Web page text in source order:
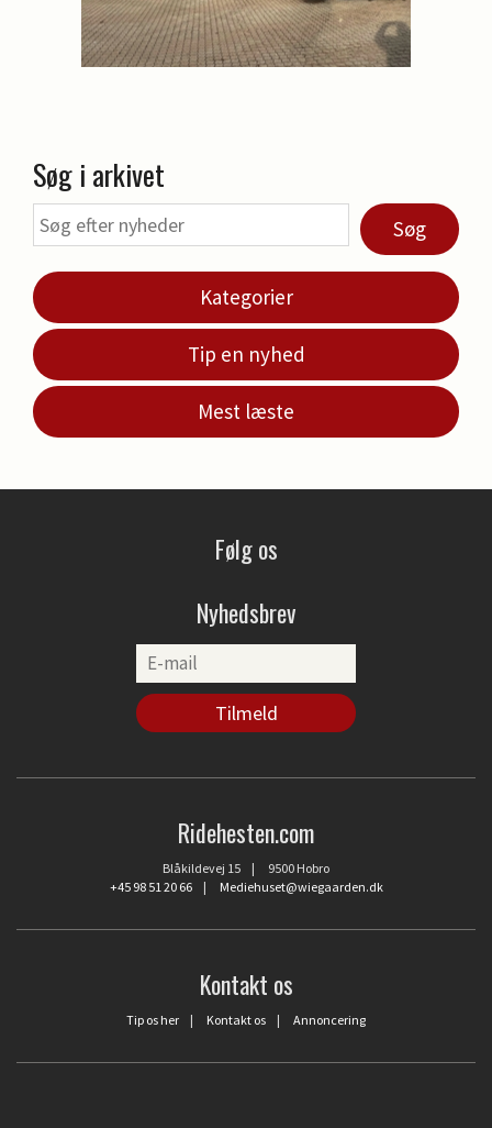
Søg i arkivet
Søg
Kategorier
Tip en nyhed
Mest læste
Følg os
Nyhedsbrev
Ridehesten.com
Blåkildevej 15 | 9500 Hobro
+45 98 51 20 66| Mediehuset@wiegaarden.dk
Kontakt os
Tip os her | Kontakt os | Annoncering